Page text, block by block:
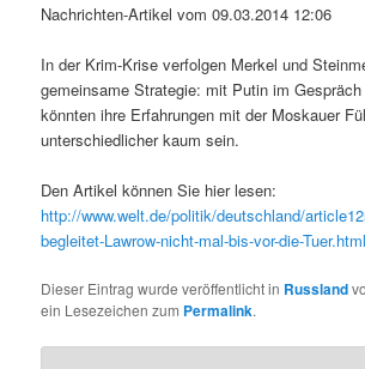
Nachrichten-Artikel vom 09.03.2014 12:06
In der Krim-Krise verfolgen Merkel und
gemeinsame Strategie: mit Putin im
könnten ihre Erfahrungen mit der Moskauer
unterschiedlicher kaum sein.
Den Artikel können Sie hier lesen:
http://www.welt.de/politik/deutschland/
begleitet-Lawrow-nicht-mal-bis-vor-die-Tuer.html
Dieser Eintrag wurde veröffentlicht in Russland
ein Lesezeichen zum Permalink.